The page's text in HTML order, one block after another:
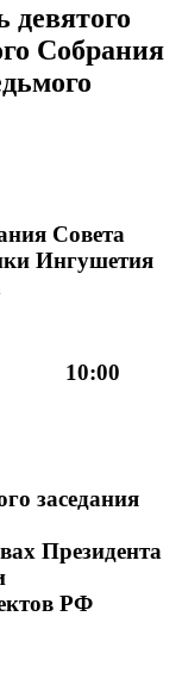
девятого
Собрания
Совета
Ингушетия
заседания
Президента
РФ